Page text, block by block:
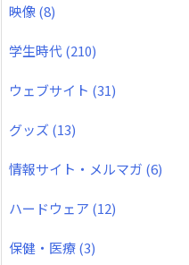
映像(8)
学生時代(210)
ウェブサイト (31)
グッズ (13)
情報サイト・メルマガ (6)
ハードウェア (12)
保健・医療(3)